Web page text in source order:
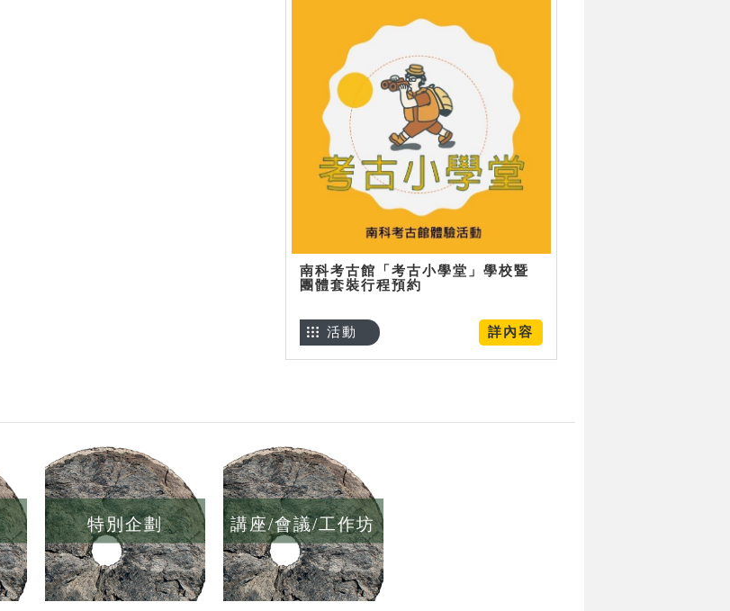
南科考古館「考古小學堂」學校暨
團體套裝行程預約
詳內容
活動
特別企劃 講座/會議/工作坊